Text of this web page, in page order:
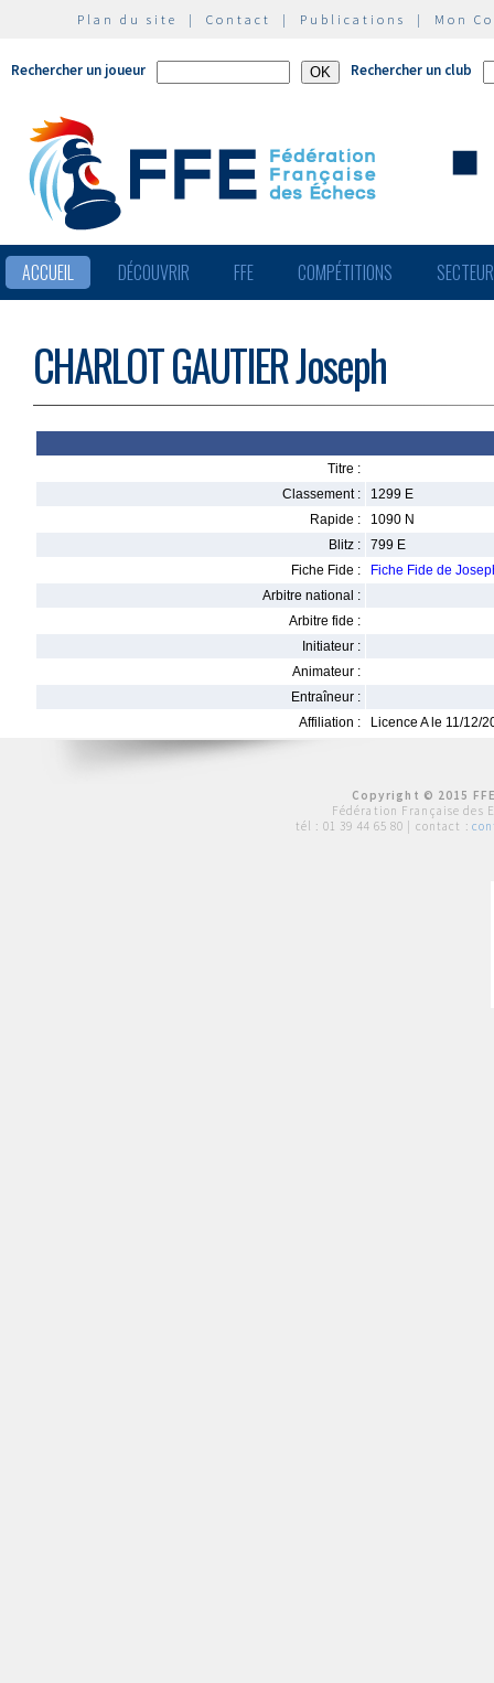
Plan du site | Contact | Publications | Mon
Rechercher un joueur Rechercher un club
ACCUEIL DÉCOUVRIR FFE COMPÉTITIONS
CHARLOT GAUTIER Joseph
Titre :
Classement :
1299 E
Rapide :
1090 N
Blitz :
799 E
Fiche Fide :
Fiche Fide de
Arbitre national :
Arbitre fide :
Initiateur :
Animateur :
Entraîneur :
Affiliation :
Licence A le 11/12/
Copyright © 2015
Fédération Française des
tél : 01 39 44 65 80 | contact :